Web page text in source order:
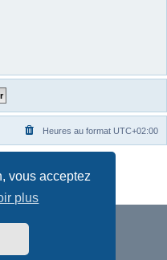
vous acceptez
plus
Heures au format UTC+02:00
fr.com